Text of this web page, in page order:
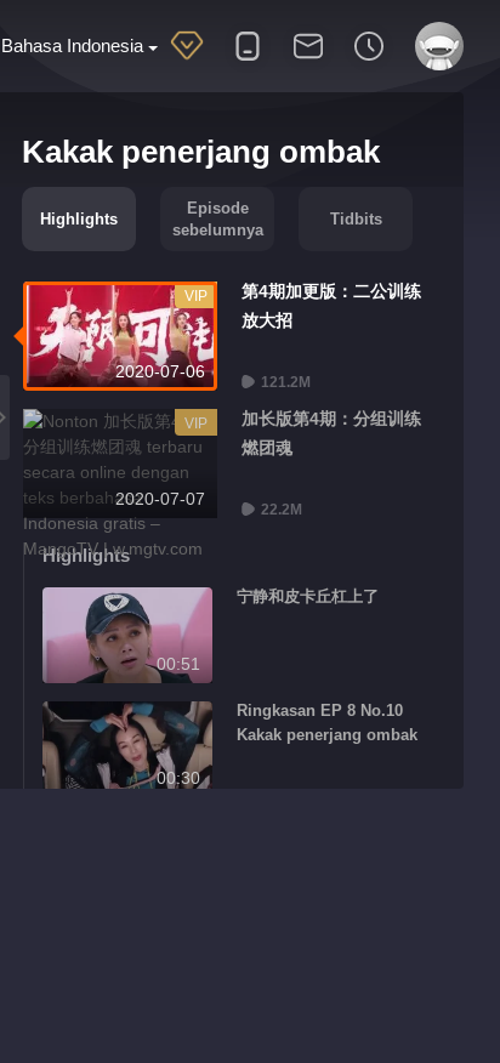
Bahasa Indonesia
Kakak penerjang ombak
Highlights
Episode
sebelumnya
Tidbits
2020-07-06
VIP
第4期加更版：二公训练
放大招
121.2M
2020-07-07
VIP
加长版第4期：分组训练
燃团魂
22.2M
Highlights
00:51
宁静和皮卡丘杠上了
00:30
Ringkasan EP 8 No.10
Kakak penerjang ombak